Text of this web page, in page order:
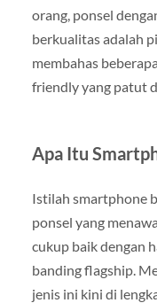
orang, ponsel
berkualitas adalah
membahas
friendly yang patut
Apa Itu
Istilah smartphone
ponsel yang
cukup baik dengan
banding flagship.
jenis ini kini di